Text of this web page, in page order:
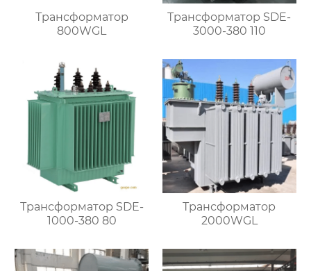
Трансформатор
800WGL
Трансформатор SDE-
3000-380 110
Трансформатор SDE-
1000-380 80
Трансформатор
2000WGL